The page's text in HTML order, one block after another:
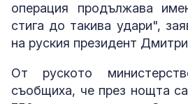
операция продължава
стига до такива удари",
на руския президент
От руското
съобщиха, че през нощта